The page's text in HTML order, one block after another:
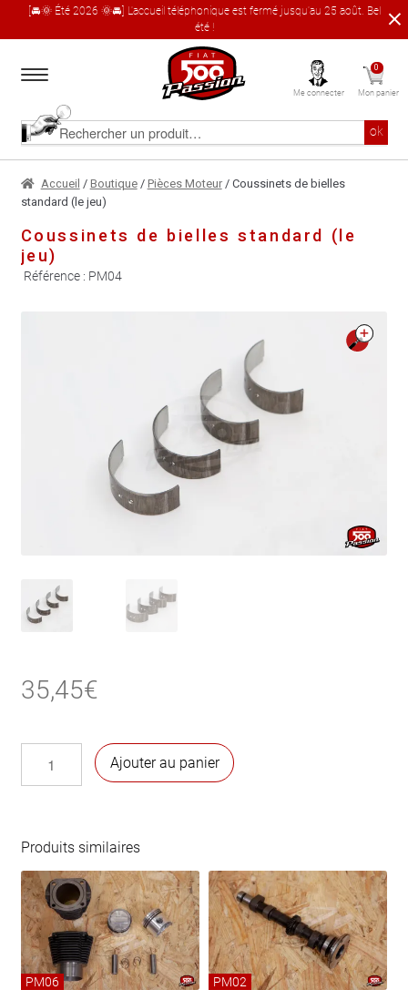
[🚘🌞 Été 2026 🌞🚘] L'accueil téléphonique est fermé jusqu'au 25 août. Bel
été !
à
navigation
au
contenu
Rechercher
produit
ok
Accueil
Le catalogue produit
À propos
Garages partenaires
Me connecter
0
Mon panier
Accueil / Boutique/ Pièces Moteur/ Coussinets de bielles
standard (le jeu)
Coussinets de bielles standard (le
jeu)
Référence : PM04
35,45€
bielles
standard
(le
jeu)
Ajouter au panier
Produits similaires
PM06 PM02